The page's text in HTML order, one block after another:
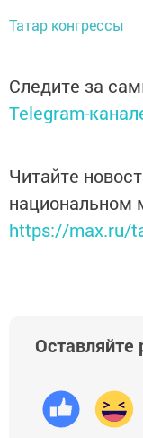
Татар конгрессы
Следите за
Telegram-
Читайте
национальном
https://max.ru/
Оставляйте